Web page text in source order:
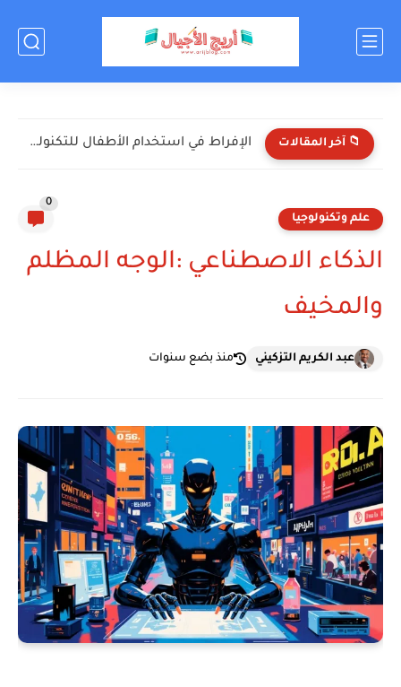
📁 آخر المقالات اختبر معلوماتك عن كرة القدم! (أسئلة ممتعة للأطفال)
علم وتكنولوجيا
0
الذكاء الاصطناعي :الوجه المظلم
والمخيف
عبد الكريم التزكيني منذ بضع سنوات